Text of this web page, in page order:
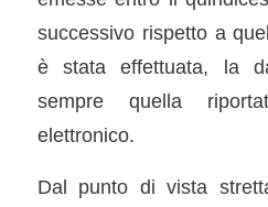
successivo rispetto a
è stata effettuata, la
sempre quella
elettronico.
Dal punto di vista